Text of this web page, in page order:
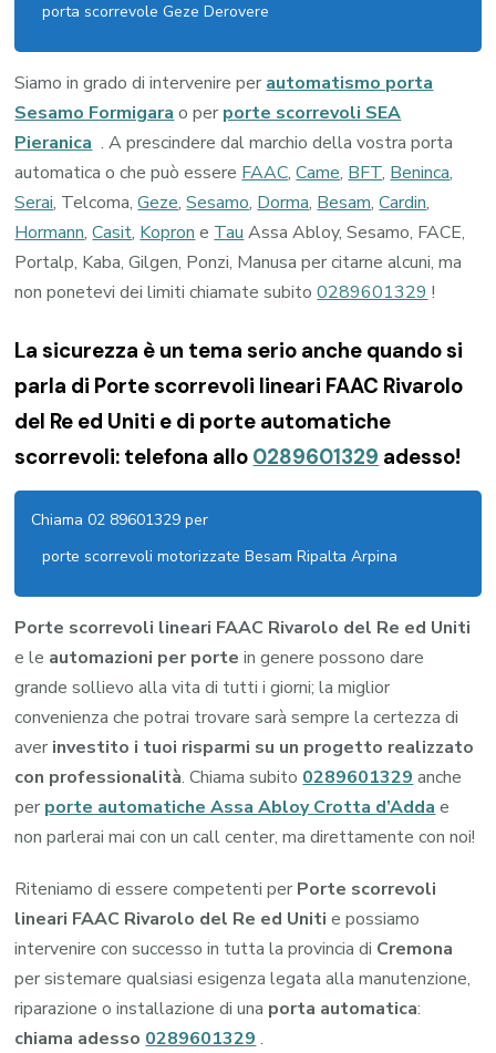
porta scorrevole Geze Derovere
Siamo in grado di intervenire per automatismo porta
Sesamo Formigara o per porte scorrevoli SEA
Pieranica . A prescindere dal marchio della vostra porta
automatica o che può essere FAAC,Came, BFT, Beninca,
Serai, Telcoma,Geze,Sesamo, Dorma, Besam,Cardin,
Hormann,Casit, Kopron e Tau Assa Abloy, Sesamo, FACE,
Portalp, Kaba, Gilgen, Ponzi, Manusa per citarne alcuni, ma
non ponetevi dei limiti chiamate subito0289601329 !
La sicurezza è un tema serio anche quando si
parla di Porte scorrevoli lineari FAAC Rivarolo
del Re ed Uniti e di porte automatiche
scorrevoli: telefona allo 0289601329 adesso!
Chiama 02 89601329 per
porte scorrevoli motorizzate Besam Ripalta Arpina
Porte scorrevoli lineari FAAC Rivarolo del Re ed Uniti
e le automazioni per portein genere possono dare
grande sollievo alla vita di tutti i giorni; la miglior
convenienza che potrai trovare sarà sempre la certezza di
aver investito i tuoi risparmi su un progetto realizzato
con professionalità. Chiama subito 0289601329 anche
per porte automatiche Assa Abloy Crotta d’Adda e
non parlerai mai con un call center, ma direttamente con noi!
Riteniamo di essere competenti per Porte scorrevoli
lineari FAAC Rivarolo del Re ed Uniti e possiamo
intervenire con successo in tutta la provincia di Cremona
per sistemare qualsiasi esigenza legata alla manutenzione,
riparazione o installazione di una porta automatica:
chiama adesso 0289601329 .